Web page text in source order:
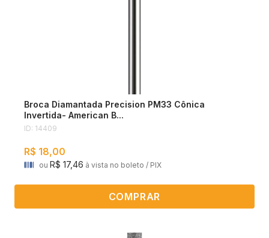
Broca Diamantada Precision PM33 Cônica
Invertida- American B...
ID: 14409
R$ 18,00
ou R$ 17,46 à vista no boleto / PIX
COMPRAR